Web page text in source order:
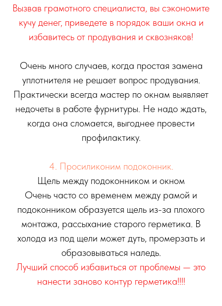
Вызвав грамотного специалиста, вы сэкономите
кучу денег, приведете в порядок ваши окна и
избавитесь от продувания и сквозняков!
Очень много случаев, когда простая замена
уплотнителя не решает вопрос продувания.
Практически всегда мастер по окнам выявляет
недочеты в работе фурнитуры. Не надо ждать,
когда она сломается, выгоднее провести
профилактику.
4. Просиликоним подоконник.
Щель между подоконником и окном
Очень часто со временем между рамой и
подоконником образуется щель из-за плохого
монтажа, рассыхание старого герметика. В
холода из под щели может дуть, промерзать и
образовываться наледь.
Лучший способ избавиться от проблемы — это
нанести заново контур герметика!!!!